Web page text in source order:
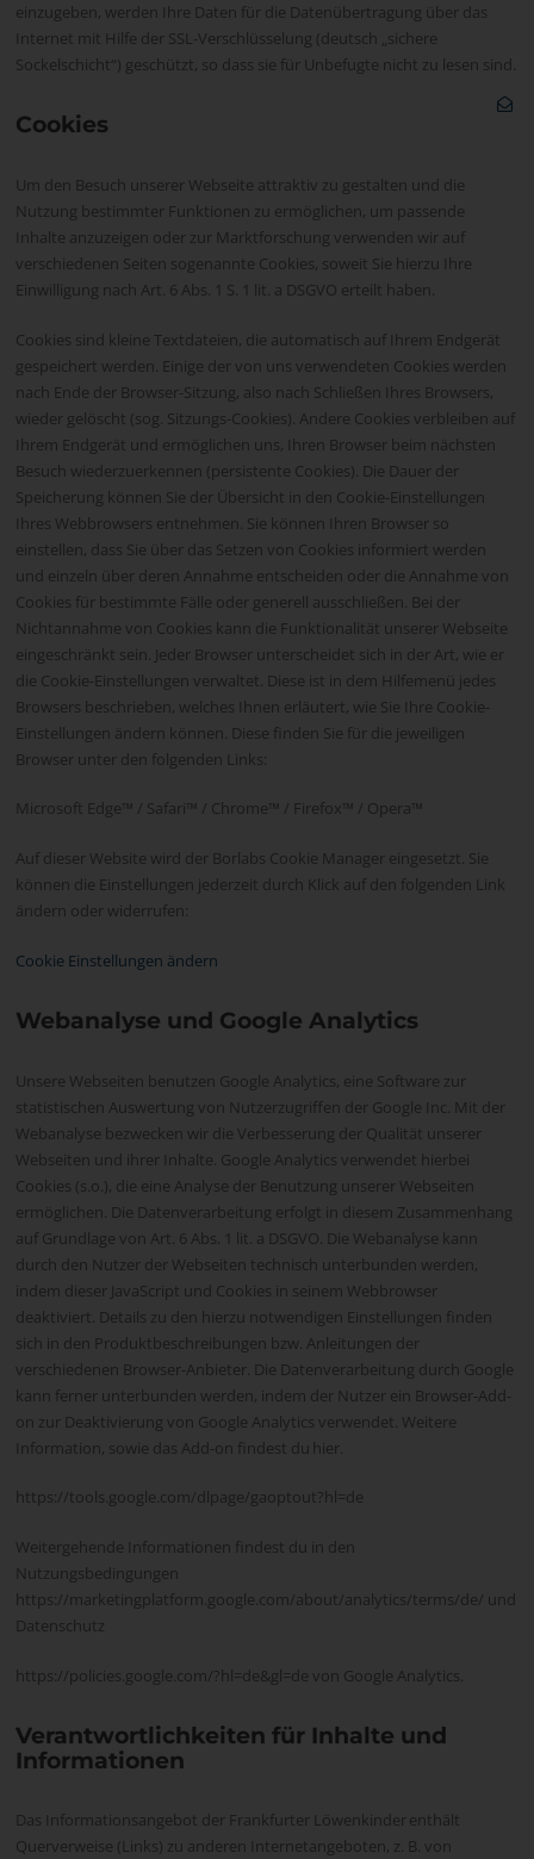
einzugeben, werden Ihre Daten für die Datenübertragung über das
Internet mit Hilfe der SSL-Verschlüsselung (deutsch „sichere
Sockelschicht“) geschützt, so dass sie für Unbefugte nicht zu lesen sind.
Cookies
Um den Besuch unserer Webseite attraktiv zu gestalten und die
Nutzung bestimmter Funktionen zu ermöglichen, um passende
Inhalte anzuzeigen oder zur Marktforschung verwenden wir auf
verschiedenen Seiten sogenannte Cookies, soweit Sie hierzu Ihre
Einwilligung nach Art. 6 Abs. 1 S. 1 lit. a DSGVO erteilt haben.
Cookies sind kleine Textdateien, die automatisch auf Ihrem Endgerät
gespeichert werden. Einige der von uns verwendeten Cookies werden
nach Ende der Browser-Sitzung, also nach Schließen Ihres Browsers,
wieder gelöscht (sog. Sitzungs-Cookies). Andere Cookies verbleiben auf
Ihrem Endgerät und ermöglichen uns, Ihren Browser beim nächsten
Besuch wiederzuerkennen (persistente Cookies). Die Dauer der
Speicherung können Sie der Übersicht in den Cookie-Einstellungen
Ihres Webbrowsers entnehmen. Sie können Ihren Browser so
einstellen, dass Sie über das Setzen von Cookies informiert werden
und einzeln über deren Annahme entscheiden oder die Annahme von
Cookies für bestimmte Fälle oder generell ausschließen. Bei der
Nichtannahme von Cookies kann die Funktionalität unserer Webseite
eingeschränkt sein. Jeder Browser unterscheidet sich in der Art, wie er
die Cookie-Einstellungen verwaltet. Diese ist in dem Hilfemenü jedes
Browsers beschrieben, welches Ihnen erläutert, wie Sie Ihre Cookie-
Einstellungen ändern können. Diese finden Sie für die jeweiligen
Browser unter den folgenden Links:
Microsoft Edge™ / Safari™ / Chrome™ / Firefox™ / Opera™
Auf dieser Website wird der Borlabs Cookie Manager eingesetzt. Sie
können die Einstellungen jederzeit durch Klick auf den folgenden Link
ändern oder widerrufen:
Cookie Einstellungen ändern
Webanalyse und Google Analytics
Unsere Webseiten benutzen Google Analytics, eine Software zur
statistischen Auswertung von Nutzerzugriffen der Google Inc. Mit der
Webanalyse bezwecken wir die Verbesserung der Qualität unserer
Webseiten und ihrer Inhalte. Google Analytics verwendet hierbei
Cookies (s.o.), die eine Analyse der Benutzung unserer Webseiten
ermöglichen. Die Datenverarbeitung erfolgt in diesem Zusammenhang
auf Grundlage von Art. 6 Abs. 1 lit. a DSGVO. Die Webanalyse kann
durch den Nutzer der Webseiten technisch unterbunden werden,
indem dieser JavaScript und Cookies in seinem Webbrowser
deaktiviert. Details zu den hierzu notwendigen Einstellungen finden
sich in den Produktbeschreibungen bzw. Anleitungen der
verschiedenen Browser-Anbieter. Die Datenverarbeitung durch Google
kann ferner unterbunden werden, indem der Nutzer ein Browser-Add-
on zur Deaktivierung von Google Analytics verwendet. Weitere
Information, sowie das Add-on findest du hier.
https://tools.google.com/dlpage/gaoptout?hl=de
Weitergehende Informationen findest du in den
Nutzungsbedingungen
https://marketingplatform.google.com/about/analytics/terms/de/ und
Datenschutz
https://policies.google.com/?hl=de&gl=de von Google Analytics.
Verantwortlichkeiten für Inhalte und
Informationen
Das Informationsangebot der Frankfurter Löwenkinder enthält
Querverweise (Links) zu anderen Internetangeboten, z. B. von